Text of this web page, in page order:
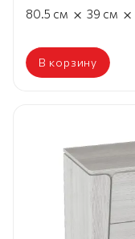
80.5 см × 39 см ×
В корзину